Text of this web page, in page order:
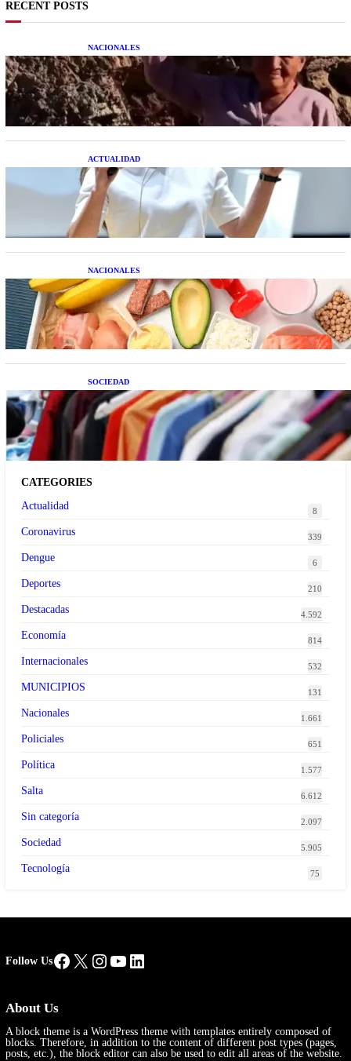
RECENT POSTS
NACIONALES
Una mujer asegura haber peleado con un
extraterrestre cuerpo a cuerpo
ACTUALIDAD
La startup creada por una salteña que busca
resolver el estrés financiero en Latinoamérica
NACIONALES
Nutrición inteligente: Cinco superalimentos de
temporada que deberías sumar a tu dieta este mes
SOCIEDAD
Las grandes marcas globales se suman a la
tendencia de la ropa de segunda mano premium
CATEGORIES
Actualidad
8
Coronavirus 339
Dengue 6
Deportes 210
Destacadas 4.592
Economía 814
Internacionales 532
MUNICIPIOS 131
Nacionales 1.661
Policiales 651
Política 1.577
Salta 6.612
Sin categoría 2.097
Sociedad 5.905
Tecnología 75
Follow UsFacebook
X Instagram
YouTube
LinkedIn
About Us
A block theme is a WordPress theme with templates entirely composed of
blocks. Therefore, in addition to the content of different post types (pages,
posts, etc.), the block editor can also be used to edit all areas of the website.